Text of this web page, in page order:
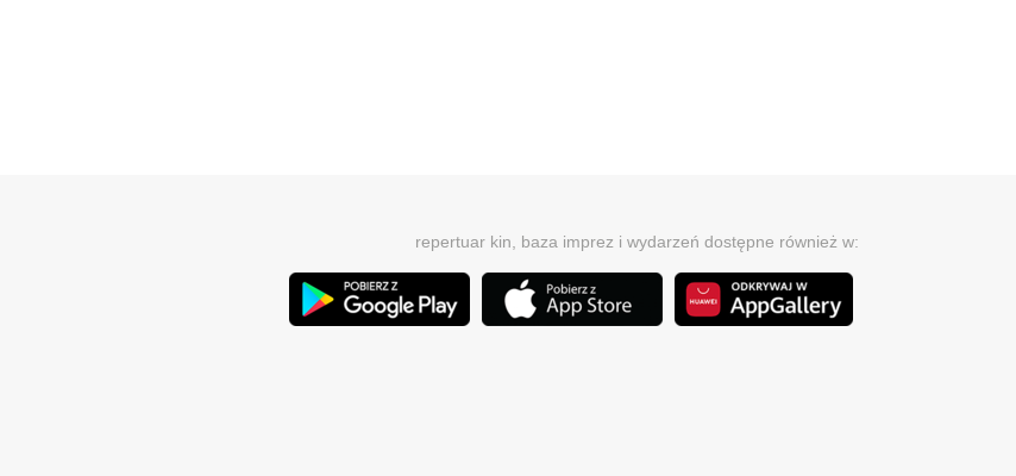
repertuar kin, baza imprez i wydarzeń dostępne również w: